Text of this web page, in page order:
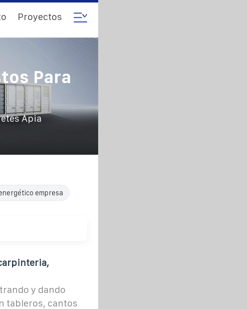
Proyectos
Para
Apia
empresa
y dando
tableros, cantos